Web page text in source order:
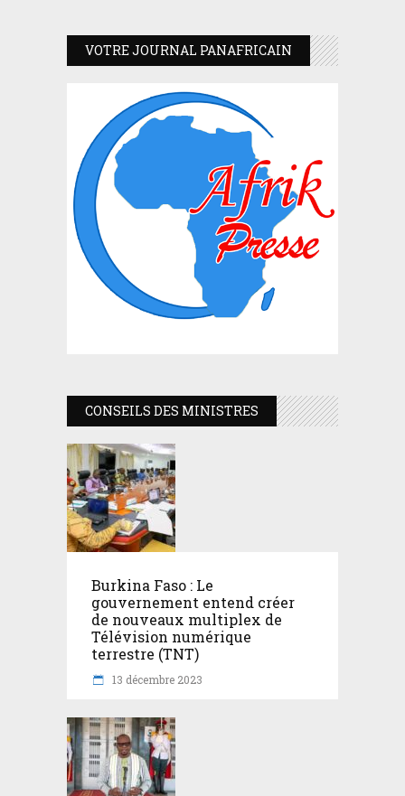
VOTRE JOURNAL PANAFRICAIN
CONSEILS DES MINISTRES
Burkina Faso : Le
gouvernement entend créer
de nouveaux multiplex de
Télévision numérique
terrestre (TNT)
13 décembre 2023